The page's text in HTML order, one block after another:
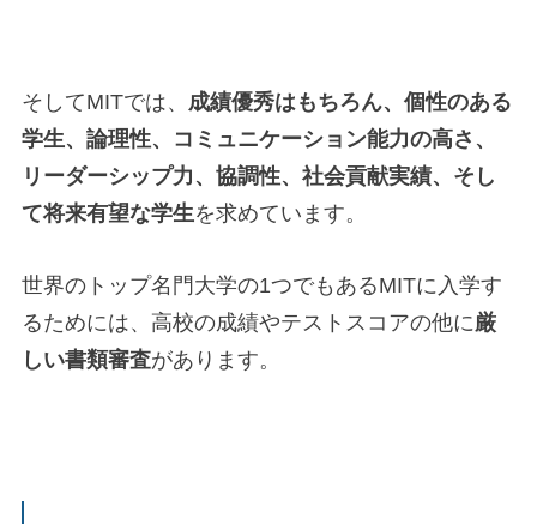
そしてMITでは、 成績優秀はもちろん、個性のある
学生、論理性、コミュニケーション能力の高さ、
リーダーシップ力、協調性、社会貢献実績、そし
て将来有望な学生を求めています。
世界のトップ名門大学の1つでもあるMITに入学す
るためには、高校の成績やテストスコアの他に厳
しい書類審査があります。